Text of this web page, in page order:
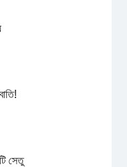
সেতু